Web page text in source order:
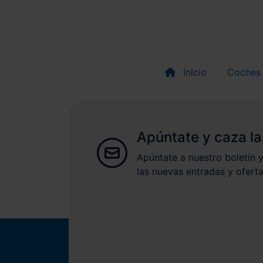
Inicio
Apúntate y caza
Apúntate a nuestro boletín
las nuevas entradas y